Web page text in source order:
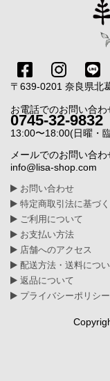
〒639-0201 奈良県北
お電話でのお問い合わ
0745-32-9832
13:00〜18:00(日曜・
メールでのお問い合わ
info@lisa-shop.com
お問い合わせ
特定商取引法に基づ
ご利用について
お支払い方法
店舗へのアクセス
配送方法・送料につ
返品について
プライバシーポリシー